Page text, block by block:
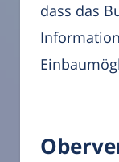
dass das